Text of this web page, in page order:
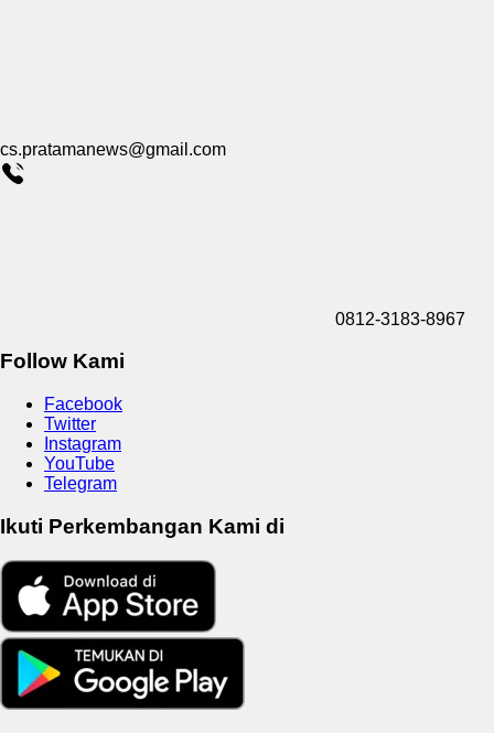
cs.pratamanews@gmail.com
0812-3183-8967
Follow Kami
Facebook
Twitter
Instagram
YouTube
Telegram
Ikuti Perkembangan Kami di